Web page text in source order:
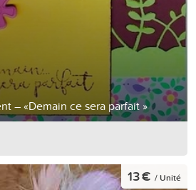
– «Demain ce sera parfait »
13 € / Unité